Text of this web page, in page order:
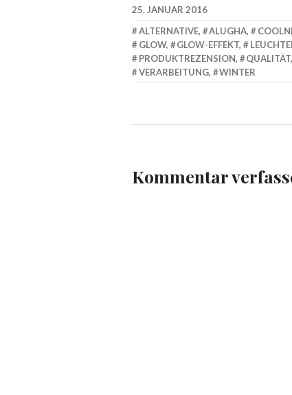
25. JANUAR 2016
ALTERNATIVE, ALUGHA,
GLOW, GLOW-EFFEKT,
PRODUKTREZENSION, QUALITÄT
VERARBEITUNG, WINTER
Kommentar